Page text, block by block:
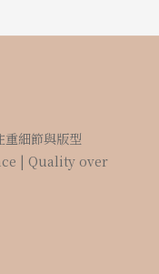
細節與版型
| Quality over